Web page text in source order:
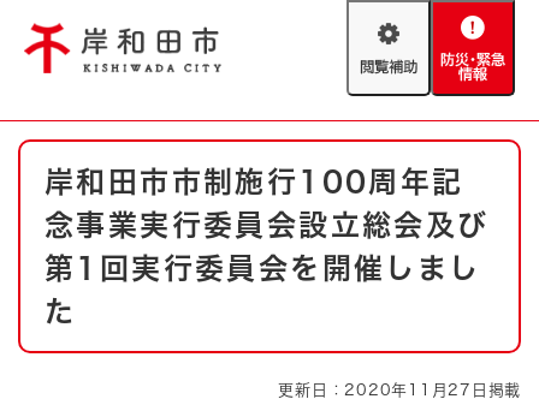
閲
助
防
緊
情
報
やさしい日本語
文字サイズ 標準 拡大
背景色変更 白 黒 青
防災・緊急情報 救急・消防
ハザードマップ AED設置箇所
本
岸和田市市制施行100周年記
念事業実行委員会設立総会及び
第1回実行委員会を開催しまし
た
更新日：2020年11月27日掲載